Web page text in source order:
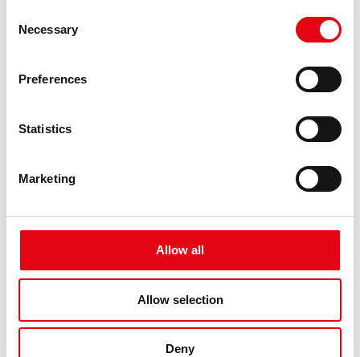
Selection
Necessary
Preferences
Statistics
Marketing
Allow all
Allow selection
Deny
precedente:la gamma completa di tubazioni e raccorderia inoxpres
nel famoso birrificio in lettonia
successivo:prodotti pressfitting raccorderie metalliche per impianto
di aria compressa in una azienda in irlanda di lavorazione e gestione